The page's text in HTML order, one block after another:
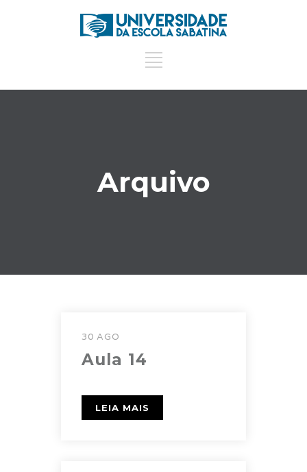
Arquivo
30 AGO
Aula 14
LEIA MAIS